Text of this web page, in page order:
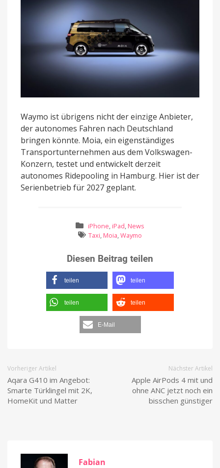
Waymo ist übrigens nicht der einzige Anbieter,
der autonomes Fahren nach Deutschland
bringen könnte. Moia, ein eigenständiges
Transportunternehmen aus dem Volkswagen-
Konzern, testet und entwickelt derzeit
autonomes Ridepooling in Hamburg. Hier ist der
Serienbetrieb für 2027 geplant.
iPhone, iPad, News
Taxi, Moia,Waymo
Diesen Beitrag teilen
teilen teilen
teilen teilen
E-Mail
Vorheriger Artikel
Aqara G410 im Angebot:
Smarte Türklingel mit 2K,
HomeKit und Matter
Nächster Artikel
Apple AirPods 4 mit und
ohne ANC jetzt noch ein
bisschen günstiger
Fabian